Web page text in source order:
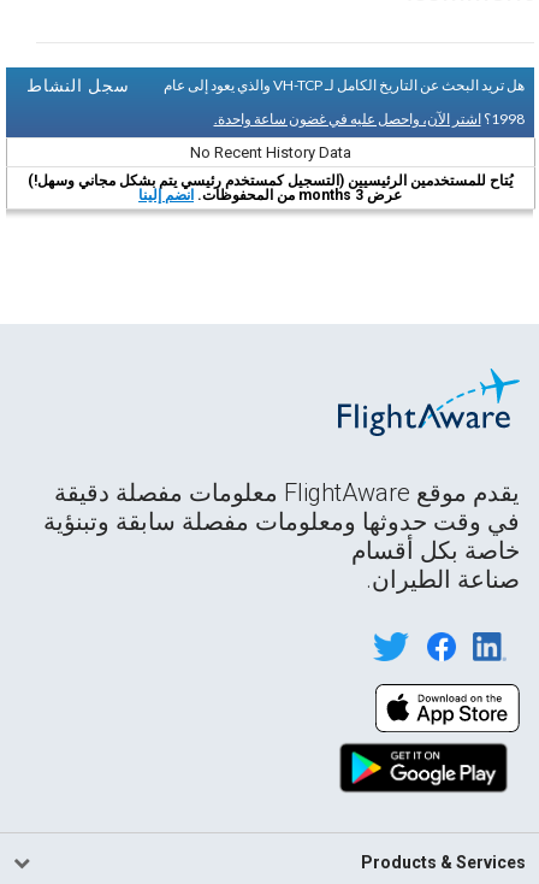
سجل النشاط
هل تريد البحث عن التاريخ الكامل لـ VH-TCP والذي يعود إلى عام
1998؟ اشتر الآن، واحصل عليه في غضون ساعة واحدة.
No Recent History Data
يُتاح للمستخدمين الرئيسيين (التسجيل كمستخدم رئيسي يتم بشكل مجاني وسهل!)
عرض 3 months من المحفوظات.
انضم إلينا
يقدم موقع FlightAware معلومات مفصلة دقيقة
في وقت حدوثها ومعلومات مفصلة سابقة وتبنؤية
خاصة بكل أقسام
صناعة الطيران.
Products & Services